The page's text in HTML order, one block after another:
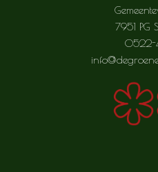
7951 PG
0522-